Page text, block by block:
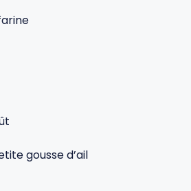
gousse d’ail